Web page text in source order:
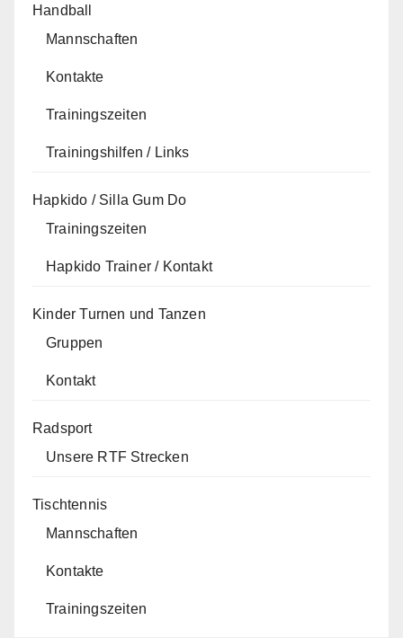
Handball
Mannschaften
Kontakte
Trainingszeiten
Trainingshilfen / Links
Hapkido / Silla Gum Do
Trainingszeiten
Hapkido Trainer / Kontakt
Kinder Turnen und Tanzen
Gruppen
Kontakt
Radsport
Unsere RTF Strecken
Tischtennis
Mannschaften
Kontakte
Trainingszeiten